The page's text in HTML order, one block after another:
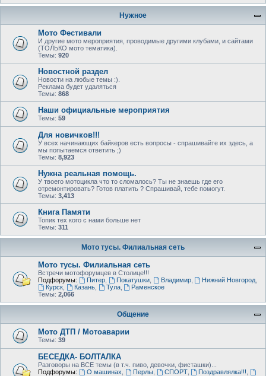
Нужное
Мото Фестивали
И другие мото мероприятия, проводимые другими клубами, и сайтами
(ТОЛЬКО мото тематика).
Темы: 920
Новостной раздел
Новости на любые темы :).
Реклама будет удаляться
Темы: 868
Наши официальные мероприятия
Темы: 59
Для новичков!!!
У всех начинающих байкеров есть вопросы - спрашивайте их здесь, а
мы попытаемся ответить ;)
Темы: 8,923
Нужна реальная помощь.
У твоего мотоцикла что то сломалось? Ты не знаешь где его
отремонтировать? Готов платить ? Спрашивай, тебе помогут.
Темы: 3,413
Книга Памяти
Топик тех кого с нами больше нет
Темы: 311
Мото тусы. Филиальная сеть
Мото тусы. Филиальная сеть
Встречи мотофорумцев в Столице!!!
Подфорумы:
Питер, Покатушки, Владимир, Нижний Новгород
Курск, Казань, Тула,
Раменское
Темы: 2,066
Общение
Мото ДТП / Мотоаварии
Темы: 39
БЕСЕДКА- БОЛТАЛКА
Разговоры на ВСЕ темы (в т.ч. пиво, девочки, фисташки)...
Подфорумы:
О машинах Перлы, СПОРТ, Поздравлялка!!!